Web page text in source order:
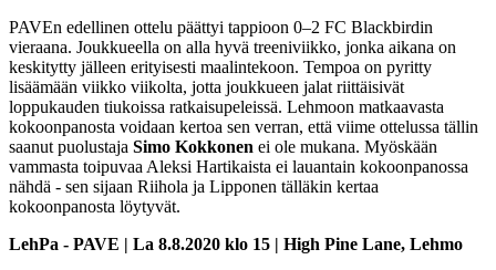
PAVEn edellinen ottelu päättyi tappioon 0–2 FC Blackbirdin
vieraana. Joukkueella on alla hyvä treeniviikko, jonka aikana on
keskitytty jälleen erityisesti maalintekoon. Tempoa on pyritty
lisäämään viikko viikolta, jotta joukkueen jalat riittäisivät
loppukauden tiukoissa ratkaisupeleissä. Lehmoon matkaavasta
kokoonpanosta voidaan kertoa sen verran, että viime ottelussa tällin
saanut puolustaja Simo Kokkonen ei ole mukana. Myöskään
vammasta toipuvaa Aleksi Hartikaista ei lauantain kokoonpanossa
nähdä - sen sijaan Riihola ja Lipponen tälläkin kertaa
kokoonpanosta löytyvät.
LehPa - PAVE | La 8.8.2020 klo 15 | High Pine Lane, Lehmo